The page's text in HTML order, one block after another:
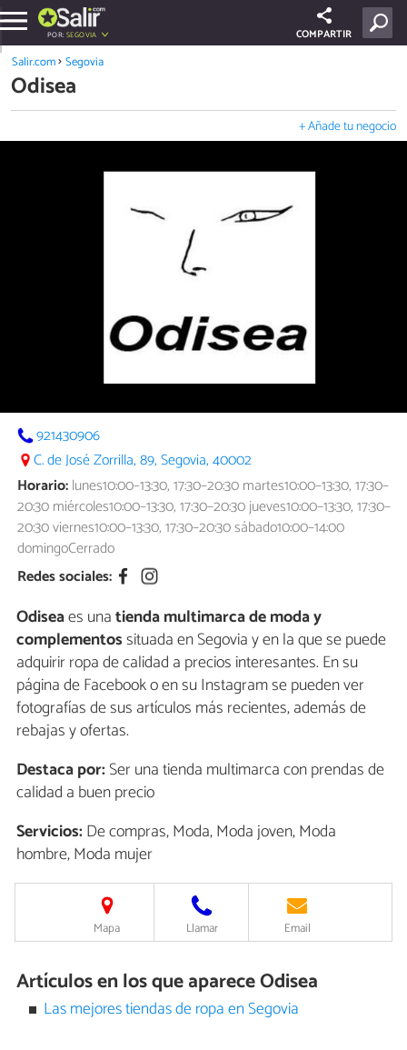
POR:SEGOVIA COMPARTIR
Salir.com Segovia
Odisea
+ Añade tu negocio
921430906
C. de José Zorrilla, 89, Segovia, 40002
Horario:lunes10:00–13:30, 17:30–20:30 martes10:00–13:30, 17:30–
20:30 miércoles10:00–13:30, 17:30–20:30 jueves10:00–13:30, 17:30–
20:30 viernes10:00–13:30, 17:30–20:30 sábado10:00–14:00
domingoCerrado
Redes sociales:
Odiseaes unatienda multimarca de moda y
complementossituada en Segovia y en la que se puede
adquirir ropa de calidad a precios interesantes. En su
página de Facebook o en su Instagram se pueden ver
fotografías de sus artículos más recientes, además de
rebajas y ofertas.
Destaca por:Ser una tienda multimarca con prendas de
calidad a buen precio
Servicios:De compras, Moda, Moda joven, Moda
hombre, Moda mujer
Mapa Llamar Email
Artículos en los que aparece Odisea
Las mejores tiendas de ropa en Segovia